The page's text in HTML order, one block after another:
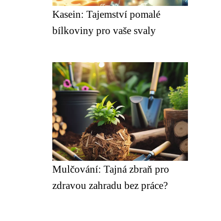
Kasein: Tajemství pomalé
bílkoviny pro vaše svaly
Mulčování: Tajná zbraň pro
zdravou zahradu bez práce?